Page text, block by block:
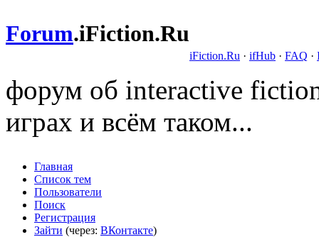
Forum.iFiction.Ru
iFiction.Ru · ifHub · FAQ ·
форум об interactive
играх и всём таком...
Главная
Список тем
Пользователи
Поиск
Регистрация
Зайти (через: ВКонтакте)